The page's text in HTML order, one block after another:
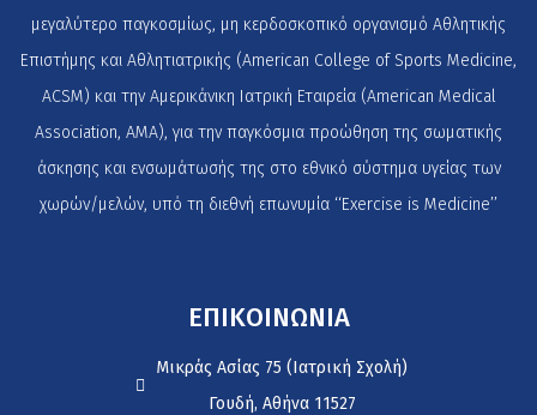
μεγαλύτερο παγκοσμίως, μη κερδοσκοπικό οργανισμό Αθλητικής
Επιστήμης και Αθλητιατρικής (American College of Sports Medicine,
ACSM) και την Αμερικάνικη Ιατρική Εταιρεία (American Medical
Association, AMA), για την παγκόσμια προώθηση της σωματικής
άσκησης και ενσωμάτωσής της στο εθνικό σύστημα υγείας των
χωρών/μελών, υπό τη διεθνή επωνυμία ‘‘Exercise is Medicine’’
ΕΠΙΚΟΙΝΩΝΙΑ
Μικράς Ασίας 75 (Ιατρική Σχολή)
Γουδή, Αθήνα 11527